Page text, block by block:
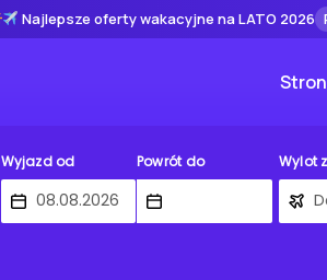
Najlepsze oferty wakacyjne na LATO 2026
Wyjazd od Powrót do Wylot z